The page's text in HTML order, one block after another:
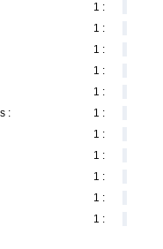
1 :
1 :
1 :
1 :
1 :
:
1 :
1 :
1 :
1 :
1 :
1 :